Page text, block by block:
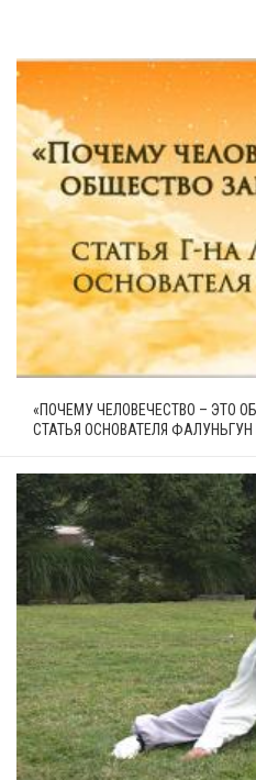
«ПОЧЕМУ ЧЕЛОВЕЧЕСТВО – ЭТО
СТАТЬЯ ОСНОВАТЕЛЯ